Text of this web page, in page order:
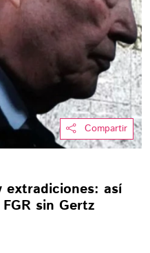
Compartir
extradiciones: así
sin Gertz